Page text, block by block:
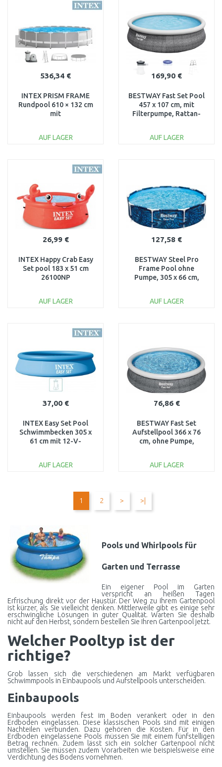
Vergleichen
536,34 €
INTEX PRISM FRAME
Rundpool 610 × 132 cm
mit
AUF LAGER
169,90 €
BESTWAY Fast Set Pool
457 x 107 cm, mit
Filterpumpe, Rattan-
AUF LAGER
26,99 €
INTEX Happy Crab Easy
Set pool 183 x 51 cm
26100NP
AUF LAGER
127,58 €
BESTWAY Steel Pro
Frame Pool ohne
Pumpe, 305 x 66 cm,
AUF LAGER
37,00 €
INTEX Easy Set Pool
Schwimmbecken 305 x
61 cm mit 12-V-
AUF LAGER
76,86 €
BESTWAY Fast Set
Aufstellpool 366 x 76
cm, ohne Pumpe,
AUF LAGER
1 2 > >|
Pools und Whirlpools für
Garten und Terrasse
Ein eigener Pool im Garten
verspricht an heißen Tagen
Erfrischung direkt vor der Haustür. Der Weg zu Ihrem Gartenpool
ist kürzer, als Sie vielleicht denken. Mittlerweile gibt es einige sehr
erschwingliche Lösungen in guter Qualität. Warten Sie deshalb
nicht auf den Herbst, sondern bestellen Sie Ihren Gartenpool jetzt.
Welcher Pooltyp ist der
richtige?
Grob lassen sich die verschiedenen am Markt verfügbaren
Schwimmpools in Einbaupools und Aufstellpools unterscheiden.
Einbaupools
Einbaupools werden fest im Boden verankert oder in den
Erdboden eingelassen. Diese klassischen Pools sind mit einigen
Nachteilen verbunden. Dazu gehören die Kosten. Für in den
Erdboden eingelassene Pools müssen Sie mit einem fünfstelligen
Betrag rechnen. Zudem lässt sich ein solcher Gartenpool nicht
umstellen. Sie müssen zudem Vorarbeiten wie beispielsweise eine
Verdichtung des Bodens vornehmen.